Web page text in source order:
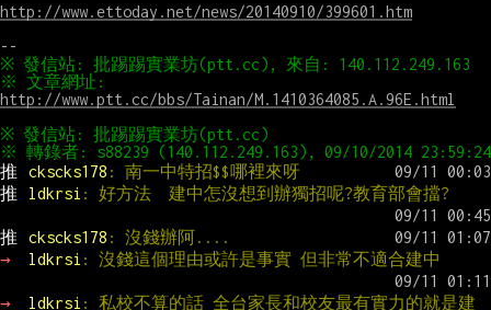
http://www.ettoday.net/news/20140910/399601.htm
http://www.ptt.cc/bbs/Tainan/M.1410364085.A.96E.html
推
ckscks178 : 南一中特招$$哪裡來呀
推
ldkrsi : 好方法  建中怎沒想到辦獨招呢?教育部會擋?
推 ckscks178 : 沒錢辦阿....
→
ldkrsi : 沒錢這個理由或許是事實 但非常不適合建中
→ ldkrsi : 私校不算的話 全台家長和校友最有實力的就是建